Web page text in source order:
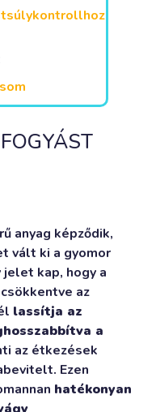
anyag képződik,
vált ki a gyomor
kap, hogy a
az
lassítja az
a
az étkezések
Ezen
hatékonyan